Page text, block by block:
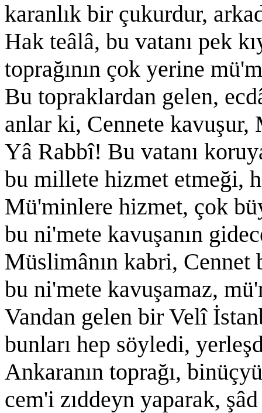
karanlık bir çukurdur,
Hak teâlâ, bu vatanı pek
toprağının çok yerine
Bu topraklardan gelen,
anlar ki, Cennete kavuşur,
Yâ Rabbî! Bu vatanı
bu millete hizmet etmeği,
Mü'minlere hizmet, çok
bu ni'mete kavuşanın
Müslimânın kabri, Cennet
bu ni'mete kavuşamaz,
Vandan gelen bir Velî
bunları hep söyledi,
Ankaranın toprağı,
cem'i zıddeyn yaparak,